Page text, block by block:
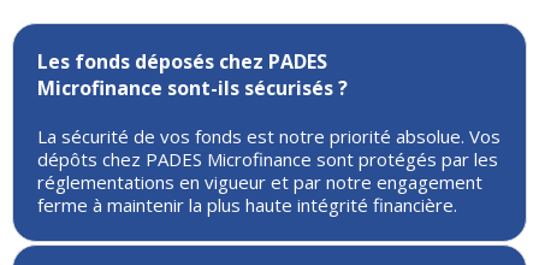
Les fonds déposés chez PADES
Microfinance sont-ils sécurisés ?
La sécurité de vos fonds est notre priorité absolue. Vos
dépôts chez PADES Microfinance sont protégés par les
réglementations en vigueur et par notre engagement
ferme à maintenir la plus haute intégrité financière.